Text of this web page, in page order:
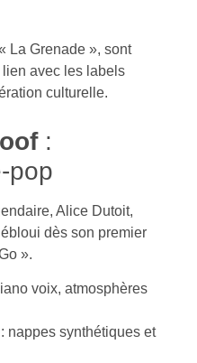
La Grenade », sont
avec les labels
culturelle.
:
pop
Alice Dutoit,
dès son premier
».
voix, atmosphères
: nappes synthétiques et